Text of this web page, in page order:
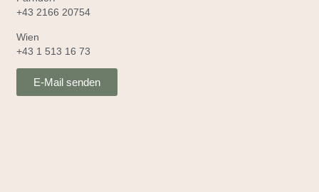
+43 2166 20754
Wien
+43 1 513 16 73
E-Mail senden